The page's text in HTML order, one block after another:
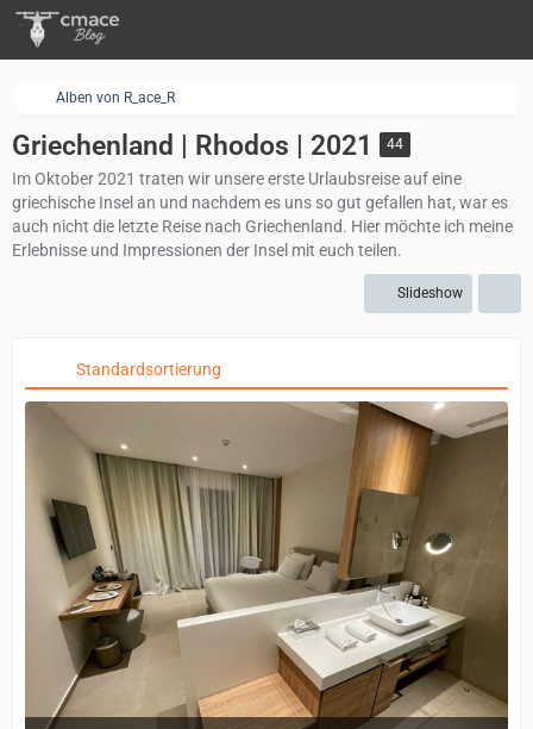
Alben von R_ace_R
Griechenland | Rhodos | 2021 44
Im Oktober 2021 traten wir unsere erste Urlaubsreise auf eine
griechische Insel an und nachdem es uns so gut gefallen hat, war es
auch nicht die letzte Reise nach Griechenland. Hier möchte ich meine
Erlebnisse und Impressionen der Insel mit euch teilen.
Slideshow
Standardsortierung